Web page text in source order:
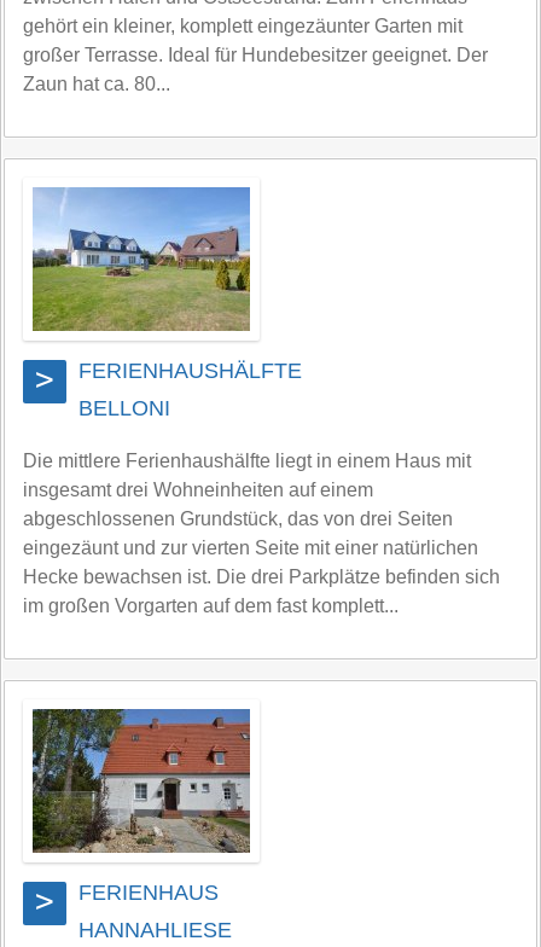
gehört ein kleiner, komplett eingezäunter Garten mit
großer Terrasse. Ideal für Hundebesitzer geeignet. Der
Zaun hat ca. 80...
>
FERIENHAUSHÄLFTE
BELLONI
Die mittlere Ferienhaushälfte liegt in einem Haus mit
insgesamt drei Wohneinheiten auf einem
abgeschlossenen Grundstück, das von drei Seiten
eingezäunt und zur vierten Seite mit einer natürlichen
Hecke bewachsen ist. Die drei Parkplätze befinden sich
im großen Vorgarten auf dem fast komplett...
>
FERIENHAUS
HANNAHLIESE